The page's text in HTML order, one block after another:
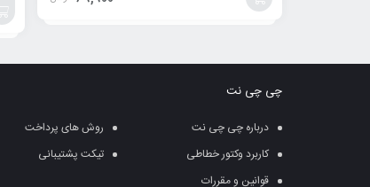
به
سبد
چی چی نت
درباره چی چی نت
روش های پرداخت
کاربرد وکتور خطاطی
تیکت پشتیبانی
قوانین و مقررات